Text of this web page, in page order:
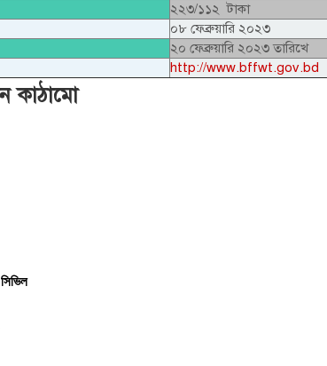
২২৩/১১২ টাকা
০৮ ফেব্রুয়ারি ২০২৩
২০ ফেব্রুয়ারি ২০২৩ তারিখে
http://www.bffwt.gov.bd
কাঠামো